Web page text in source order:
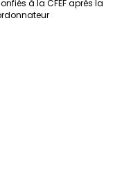
à la CFEF après la